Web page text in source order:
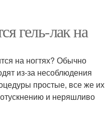
гель-лак на
на ногтях? Обычно
из-за несоблюдения
простые, все же их
и неряшливо